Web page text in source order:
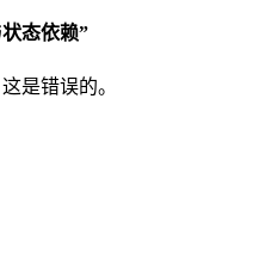
态依赖”
是错误的。